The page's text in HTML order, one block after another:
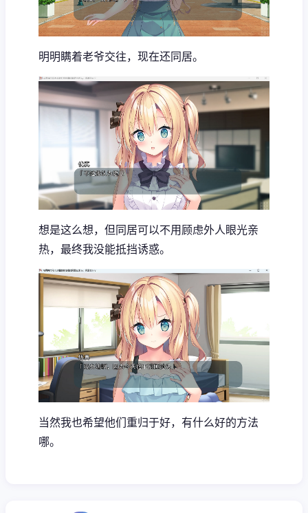
明明瞒着老爷交往，现在还同居。
想是这么想，但同居可以不用顾虑外人眼光亲
热，最终我没能抵挡诱惑。
当然我也希望他们重归于好，有什么好的方法
哪。